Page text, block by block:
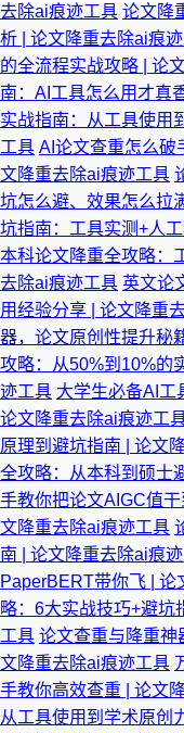
去除ai痕迹工具 论文降
析 | 论文降重去除ai痕
的全流程实战攻略 | 论
南：AI工具怎么用才真
实战指南：从工具使用
工具 AI论文查重怎么破
文降重去除ai痕迹工具
坑怎么避、效果怎么拉
坑指南：工具实测+人
本科论文降重全攻略：
去除ai痕迹工具 英文论
用经验分享 | 论文降重
器，论文原创性提升秘
攻略：从50%到10%的
迹工具 大学生必备AI工
论文降重去除ai痕迹工
原理到避坑指南 | 论文
全攻略：从本科到硕士
手教你把论文AIGC值
文降重去除ai痕迹工具
南 | 论文降重去除ai痕
PaperBERT带你飞 |
略：6大实战技巧+避坑
工具 论文查重与降重神
文降重去除ai痕迹工具
手教你高效查重 | 论文
从工具使用到学术原创